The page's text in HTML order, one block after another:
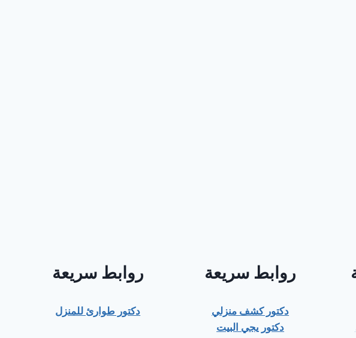
روابط سريعة
دكتور كشف منزلي
دكتور يجي البيت
روابط سريعة
دكتور طوارئ للمنزل